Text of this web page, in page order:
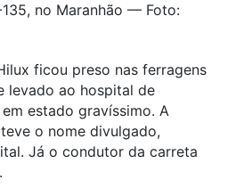
no Maranhão — Foto:
ficou preso nas ferragens
levado ao hospital de
estado gravíssimo. A
o nome divulgado,
Já o condutor da carreta